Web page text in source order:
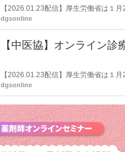
【2026.01.23配信】厚生労働省は１
目について（その１）」を議題とし
dgsonline
【中医協】オンライン診
【2026.01.23配信】厚生労働省は１
目について（その１）」を議題とし
dgsonline